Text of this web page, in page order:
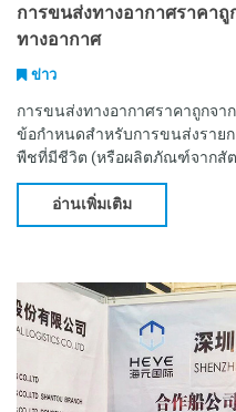
การขนส่งทางอากาศราคาถู
ทางอากาศ
ข่าว
การขนส่งทางอากาศราคาถูกจา
ข้อกำหนดสำหรับการขนส่งราย
พืชที่มีชีวิต (หรือผลิตภัณฑ์จากสัต
สัตว์และพืชที่ออกโดยสถานีกักกัน
อ่านเพิ่มเติม